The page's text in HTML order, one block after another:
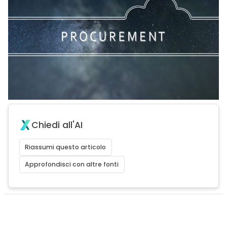
Chiedi all'AI
Riassumi questo articolo
Approfondisci con altre fonti